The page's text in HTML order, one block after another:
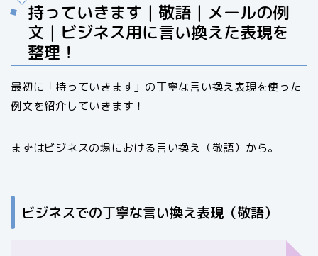
持っていきます｜敬語｜メールの例
文｜ビジネス用に言い換えた表現を
整理！
最初に「持っていきます」の丁寧な言い換え表現を使った
例文を紹介していきます！
まずはビジネスの場における言い換え（敬語）から。
ビジネスでの丁寧な言い換え表現（敬語）